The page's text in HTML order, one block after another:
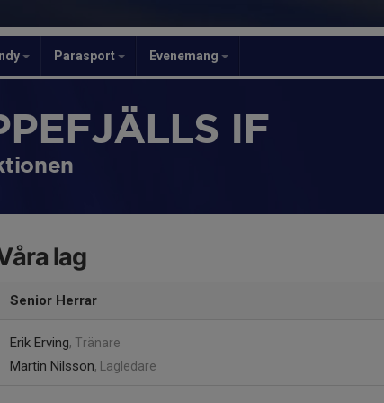
Parasport Evenemang
IF
lag
Senior Herrar
Erik Erving, Tränare
Martin Nilsson, Lagledare